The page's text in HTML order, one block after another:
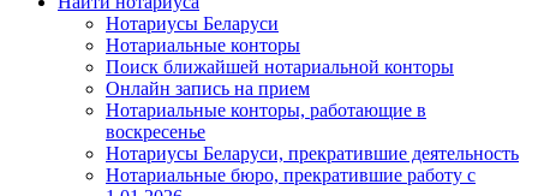
Нотариусы Беларуси
Нотариальные конторы
Поиск ближайшей нотариальной конторы
Онлайн запись на прием
Нотариальные конторы, работающие в
воскресенье
Нотариусы Беларуси, прекратившие деятельность
Нотариальные бюро, прекратившие работу с